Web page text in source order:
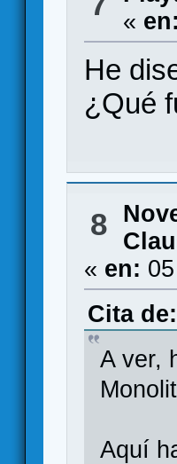
« en:
He
¿Qué
8
« en:
Cita
A ver,
Aquí